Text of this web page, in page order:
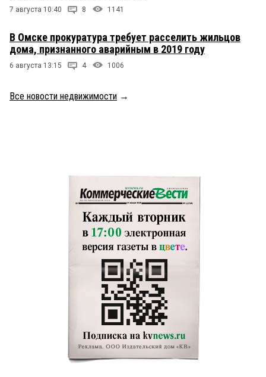
7 августа 10:40 8 1141
В Омске прокуратура требует расселить жильцов
дома, признанного аварийным в 2019 году
6 августа 13:15 4 1006
Все новости недвижимости →